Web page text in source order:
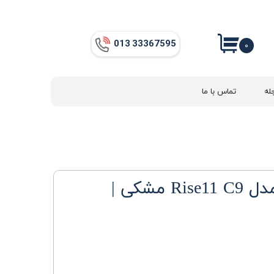
013​​​​​​​ 33367595
تماس با ما
۰
حوله خشک کن مدل Rise11 C9 مشکی |